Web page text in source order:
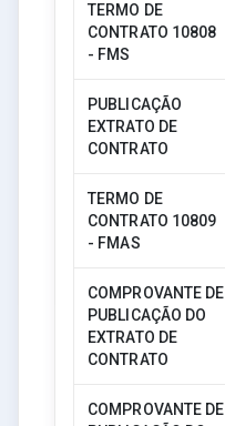
TERMO DE
CONTRATO 10808
- FMS
PUBLICAÇÃO
EXTRATO DE
CONTRATO
TERMO DE
CONTRATO 10809
- FMAS
COMPROVANTE DE
PUBLICAÇÃO DO
EXTRATO DE
CONTRATO
COMPROVANTE DE